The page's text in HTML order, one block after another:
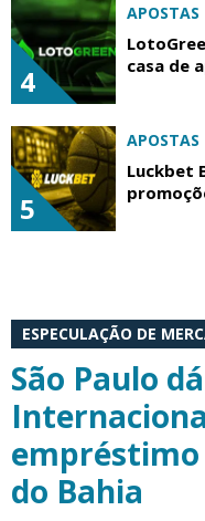
4
APOSTAS
casa de
5
APOSTAS
Luckbet
ESPECULAÇÃO DE
São Paulo
empréstimo
do Bahia